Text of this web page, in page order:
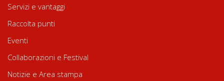
Servizi e vantaggi
Raccolta punti
Eventi
Collaborazioni e Festival
Notizie e Area stampa